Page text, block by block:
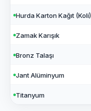
Hurda Karton Kağıt (Koli)
Zamak Karışık
Bronz Talaşı
Jant Alüminyum
Titanyum